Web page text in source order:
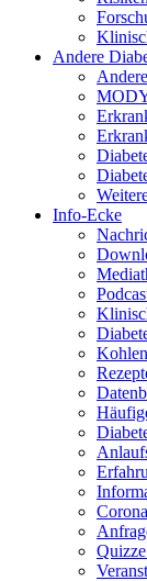
Andere
Info-Ecke